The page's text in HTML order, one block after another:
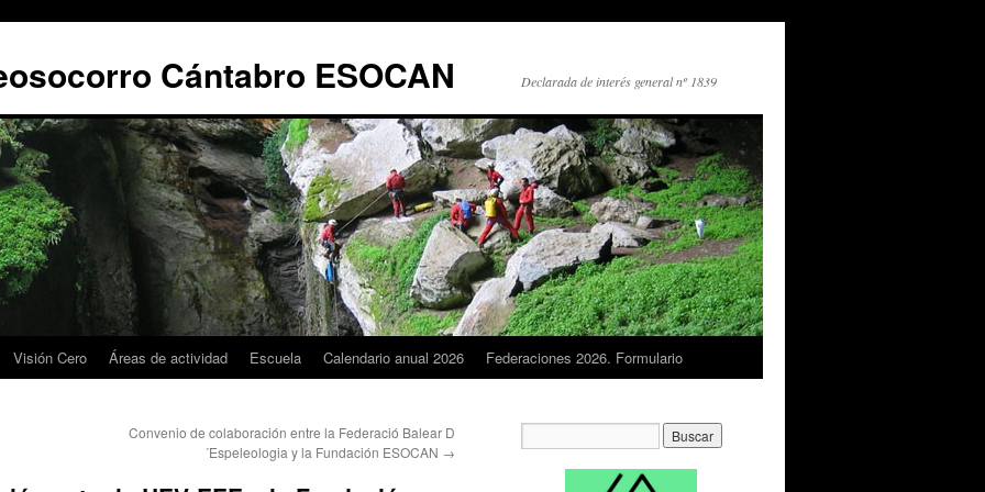
Cántabro ESOCAN Declarada de interés general nº 1839
Visión Cero Áreas de actividad Escuela Calendario anual 2026 Federaciones 2026. Formulario
Convenio de colaboración entre la Federació Balear D
´Espeleologia y la Fundación ESOCAN →